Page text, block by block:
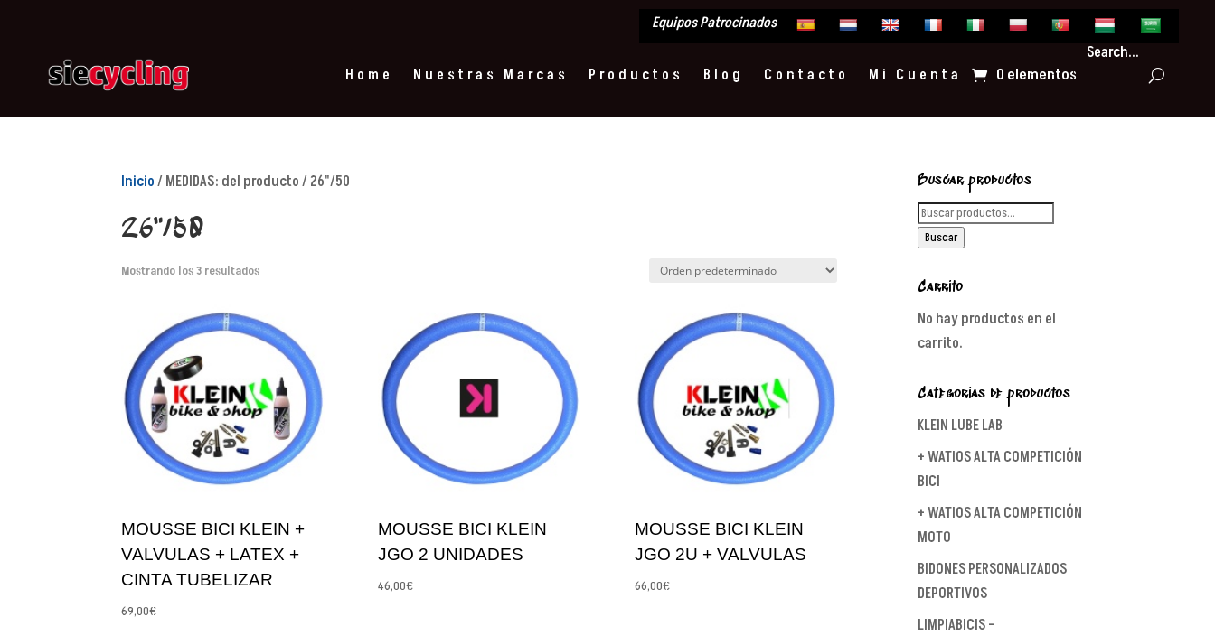
Equipos Patrocinados
Home Nuestras Marcas Productos Blog Contacto Mi Cuenta 0 elementos
Search...
Inicio/ MEDIDAS: del producto / 26"/50
26"/50
Mostrando los 3 resultados
MOUSSE BICI KLEIN +
VALVULAS + LATEX +
CINTA TUBELIZAR
69,00€
MOUSSE BICI KLEIN
JGO 2 UNIDADES
46,00€
MOUSSE BICI KLEIN
JGO 2U + VALVULAS
66,00€
Buscar productos
Buscar
por:
Buscar
Carrito
No hay productos en el
carrito.
Categorías de productos
KLEIN LUBE LAB
+ WATIOS ALTA COMPETICIÓN
BICI
+ WATIOS ALTA COMPETICIÓN
MOTO
BIDONES PERSONALIZADOS
DEPORTIVOS
LIMPIABICIS -